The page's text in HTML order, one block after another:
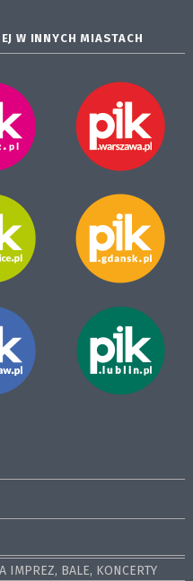
W INNYCH MIASTACH
IMPREZ, BALE, KONCERTY